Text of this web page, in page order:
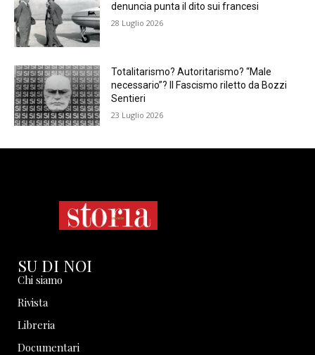
denuncia punta il dito sui francesi
28 Luglio 2026
Totalitarismo? Autoritarismo? “Male
necessario”? Il Fascismo riletto da Bozzi
Sentieri
23 Luglio 2026
SU DI NOI
Chi siamo
Rivista
Libreria
Documentari